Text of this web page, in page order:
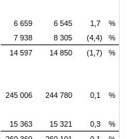
6 659 6 545 1,7
%
7 938 8 305 (4,4)
%
14 597 14 850 (1,7) %
245 006 244 780 0,1
%
15 363 15 321 0,3
%